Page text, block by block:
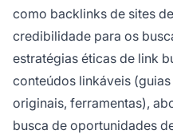
como backlinks de sites
credibilidade para os
estratégias éticas de link
conteúdos linkáveis
originais, ferramentas),
busca de oportunidades